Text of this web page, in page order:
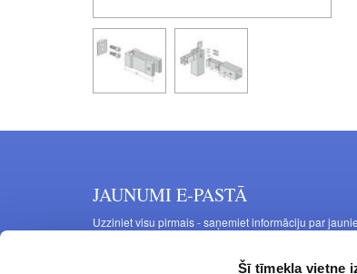
Šī tīmekļa vietne
JAUNUMI E-PASTĀ
Uzziniet visu pirmais - saņemiet informāciju par